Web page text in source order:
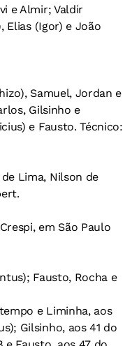
e Almir; Valdir
Elias (Igor) e João
Samuel, Jordan e
Gilsinho e
e Fausto. Técnico:
Lima, Nilson de
em São Paulo
Fausto, Rocha e
e Liminha, aos
Gilsinho, aos 41 do